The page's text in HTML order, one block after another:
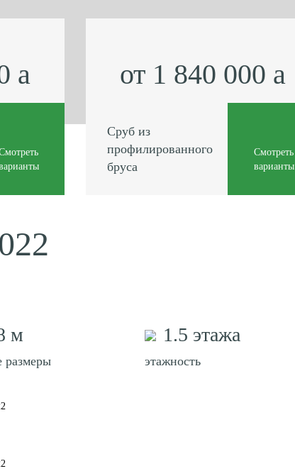
от 1 840 000
Сруб из
профилированного
бруса
Смотреть
варианты
м
размеры
1.5 этажа
этажность